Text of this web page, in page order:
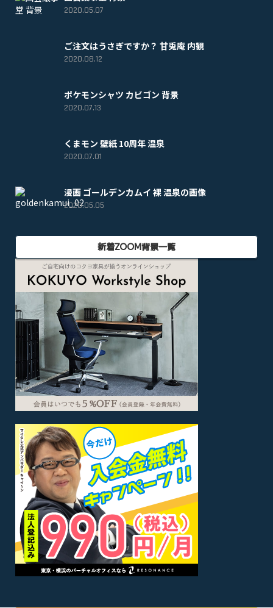
2020.05.07
ご注文はうさぎですか？ 甘兎庵 内観
2020.08.12
ポケモンシャツ カビゴン 背景
2020.07.13
くまモン 壁紙 10周年 温泉
2020.07.01
漫画 ゴールデンカムイ 裸 温泉の画像
2020.05.05
新着ZOOM背景一覧